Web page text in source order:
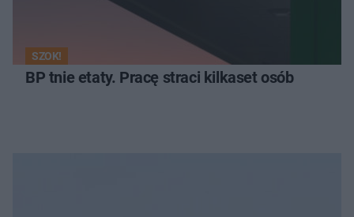
SZOK!
BP tnie etaty. Pracę straci kilkaset osób